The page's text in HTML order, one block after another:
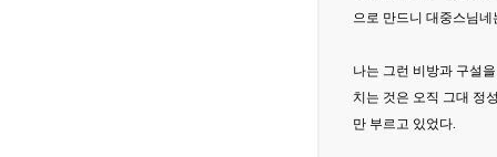
으로 만드니 대중스님
나는 그런 비방과 구설
치는 것은 오직 그대 정
만 부르고 있었다.